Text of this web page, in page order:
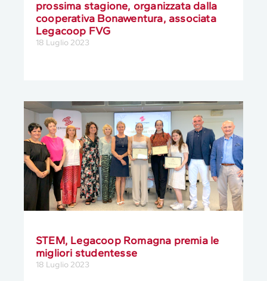
prossima stagione, organizzata dalla
cooperativa Bonawentura, associata
Legacoop FVG
18 Luglio 2023
STEM, Legacoop Romagna premia le
migliori studentesse
18 Luglio 2023